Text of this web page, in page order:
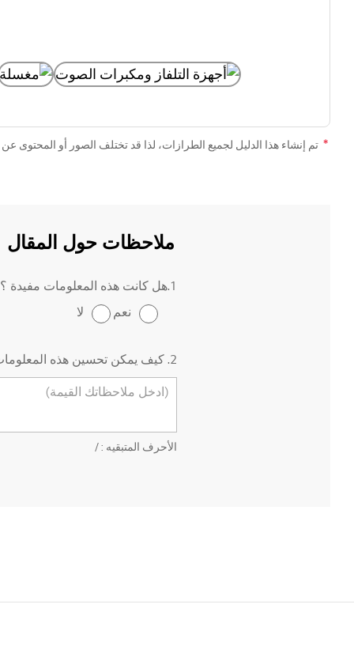
تم إنشاء هذا الدليل لجميع الطرازات، لذا قد تختلف الصور أو المحتوى
ملاحظات حول المقال
1.هل كانت هذه المعلومات مفيدة ؟
نعم لا
2. كيف يمكن تحسين هذه المعلومات ؟
الأحرف المتبقيه :/